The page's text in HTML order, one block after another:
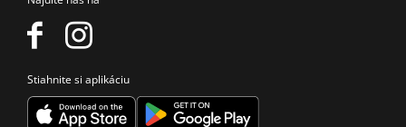
Stiahnite si aplikáciu